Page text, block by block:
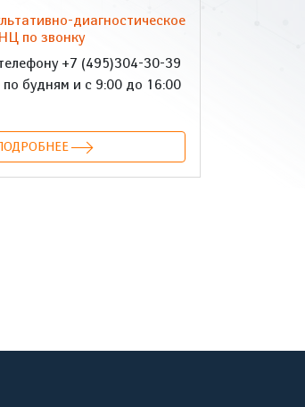
диагностическое
по звонку
+7 (495)304-30-39
будням и с 9:00 до 16:00